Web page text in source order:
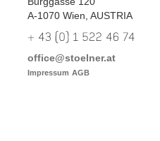
A-1070 Wien, AUSTRIA
office@stoelner.at
Impressum AGB